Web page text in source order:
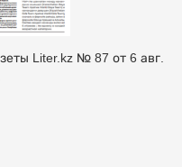
Liter.kz № 87 от 6 авг.